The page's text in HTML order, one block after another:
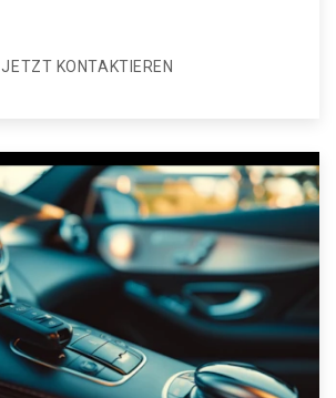
JETZT KONTAKTIEREN